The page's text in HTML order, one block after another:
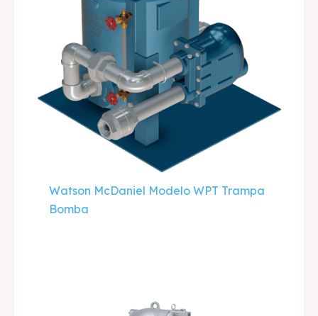
Watson McDaniel Modelo WPT Trampa
Bomba